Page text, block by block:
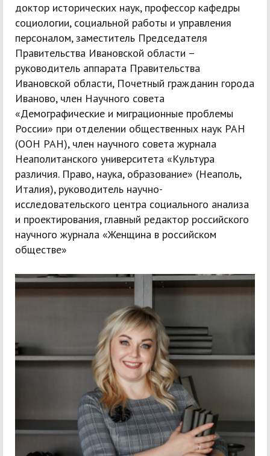
доктор исторических наук, профессор кафедры
социологии, социальной работы и управления
персоналом, заместитель Председателя
Правительства Ивановской области –
руководитель аппарата Правительства
Ивановской области, Почетный гражданин города
Иваново, член Научного совета
«Демографические и миграционные проблемы
России» при отделении общественных наук РАН
(ООН РАН), член научного совета журнала
Неаполитанского университета «Культура
различия. Право, наука, образование» (Неаполь,
Италия), руководитель научно-
исследовательского центра социального анализа
и проектирования, главный редактор российского
научного журнала «Женщина в российском
обществе»